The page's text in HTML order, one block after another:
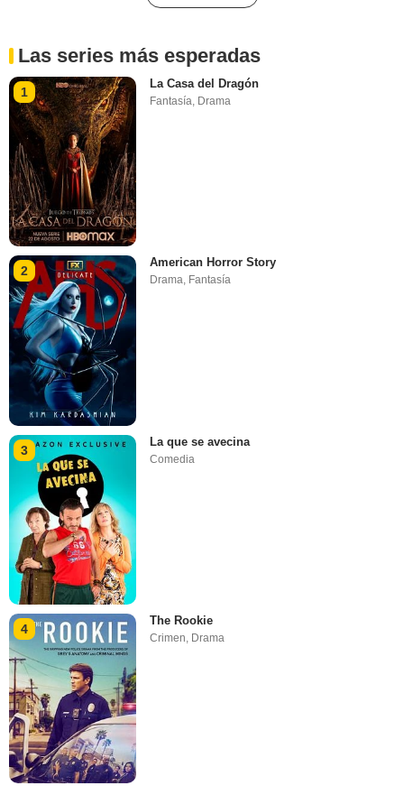
Las series más esperadas
1
La Casa del Dragón
Fantasía, Drama
2
American Horror Story
Drama, Fantasía
3
La que se avecina
Comedia
4
The Rookie
Crimen, Drama